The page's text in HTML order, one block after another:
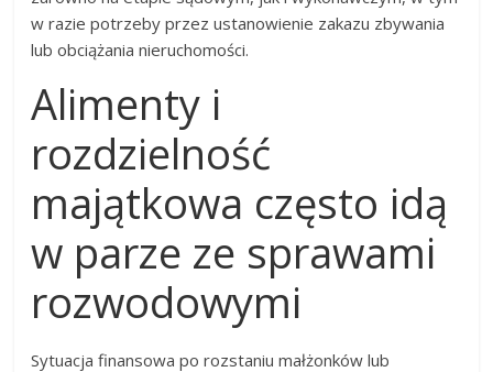
w razie potrzeby przez ustanowienie zakazu zbywania
lub obciążania nieruchomości.
Alimenty i
rozdzielność
majątkowa często idą
w parze ze sprawami
rozwodowymi
Sytuacja finansowa po rozstaniu małżonków lub